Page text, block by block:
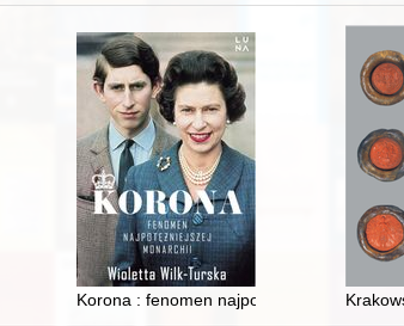
w jubileuszu 30-lecia jej powstania. T. 1 =
Korona : fenomen najpotężniejszej